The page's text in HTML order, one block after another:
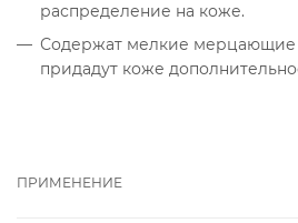
распределение на коже.
Содержат мелкие мерцающие
придадут коже
ПРИМЕНЕНИЕ